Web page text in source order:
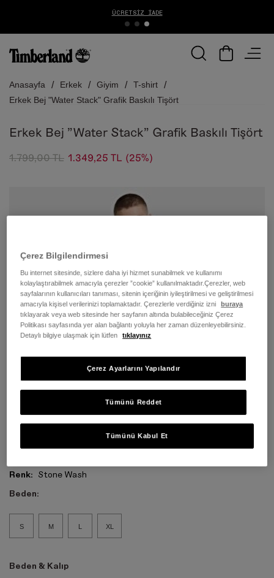
ÜCRETSIZ İADE
Anasayfa Erkek Giyim
T-shirt
Erkek Bej "Water Stack" Grafik Baskılı Tişört
Erkek Bej "Water Stack" Grafik Baskılı Tişört
1.799,00 TL 1.349,25 TL (25%)
Renk: Stone Wash
Beden:
S M L XL
Beden & Kalıp
Çerez Bilgilendirmesi
Bu internet sitesinde, sizlere daha iyi hizmet sunabilmek ve kullanımı
kolaylaştırabilmek amacıyla çerezler ”cookie” kullanılmaktadır.Çerezler, web
sayfalarının kullanıcıları tanıması, sitenin içeriğinin iyileştirilmesi ve geliştirilmesi
amacıyla kişisel verilerinizi toplamaktadır. Çerezlerle verdiğiniz izni
buraya
tıklayarak veya web sitesinde her sayfanın altında bulabileceğiniz Çerez
Politikası sayfasında yer alan bağlantı yoluyla her zaman düzenleyebilirsiniz.
Detaylı bilgiye ulaşmak için lütfen
tıklayınız
Tümünü Reddet
Tümünü Kabul Et
Çerez Ayarlarını Yapılandır